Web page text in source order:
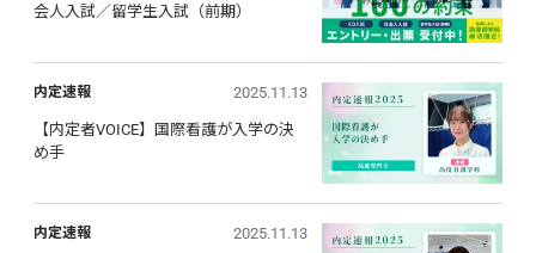
会人入試／留学生入試（前期）
内定速報 2025.11.13
【内定者VOICE】国際看護が入学の決
め手
内定速報 2025.11.13